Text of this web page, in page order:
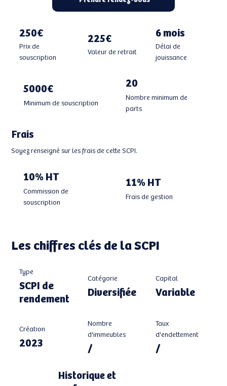
250€
Prix de
souscription
20
Nombre minimum de
parts
6 mois
Délai de
jouissance
5000€
Minimum de souscription
225€
Valeur de retrait
Frais
Soyez renseigné sur les frais de cette SCPI.
10% HT
Commission de
souscription
11% HT
Frais de gestion
Les chiffres clés de la SCPI
Type
SCPI de
rendement
Catégorie
Diversifiée
Capital
Variable
Création
2023
Taux
d'endettement
/
Nombre
d'immeubles
/
Historique et